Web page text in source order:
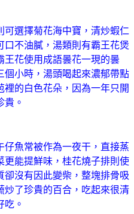
可選擇菊花海中寶 ，清炒蝦仁
口不油膩 ，湯類則有霸王花煲
王花使用成語曇花一現的曇
個小時，湯頭喝起來濃郁帶點
裡的白色花朵 ，因為一年只開
貴。
仔魚常被作為一夜干 ，直接蒸
更能提鮮味 ，桂花燒子排則使
卻沒有因此變柴 ，整塊排骨吸
炒了珍貴的百合，吃起來很清
吃。